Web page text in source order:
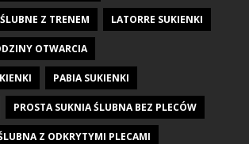
Z TRENEM LATORRE SUKIENKI
OTWARCIA
PABIA SUKIENKI
PROSTA SUKNIA ŚLUBNA BEZ PLECÓW
Z ODKRYTYMI PLECAMI